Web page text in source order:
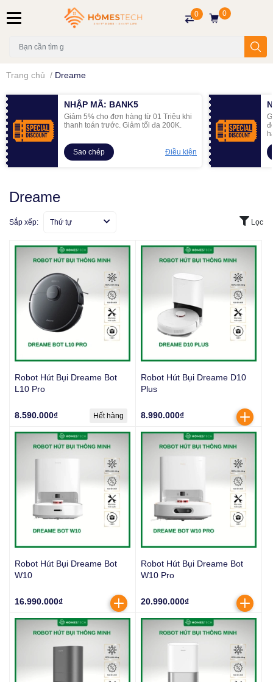
0 0
Trang chủ / Dreame
NHẬP MÃ: BANK5
Giảm 5% cho đơn hàng từ 01 Triệu khi
thanh toán trước. Giảm tối đa 200K.
Sao chép Điều kiện
Dreame
Sắp xếp: Thứ tự Lọc
Robot Hút Bụi Dreame Bot
L10 Pro
8.590.000₫ Hết hàng
Robot Hút Bụi Dreame D10
Plus
8.990.000₫
Robot Hút Bụi Dreame Bot
W10
16.990.000₫
Robot Hút Bụi Dreame Bot
W10 Pro
20.990.000₫